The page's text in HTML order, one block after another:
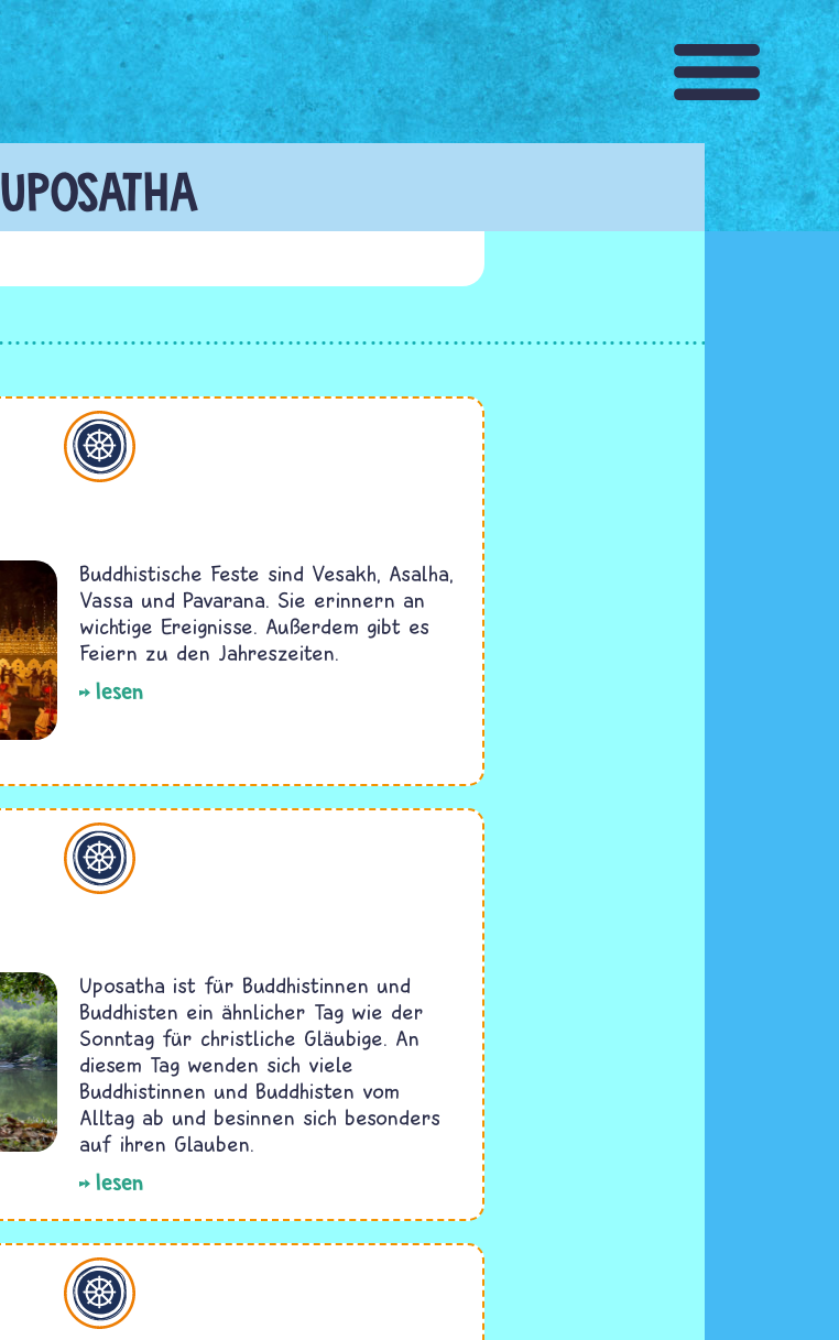
UPOSATHA
Buddhistische Feste sind Vesakh, Asalha,
Vassa und Pavarana. Sie erinnern an
wichtige Ereignisse. Außerdem gibt es
Feiern zu den Jahreszeiten.
lesen
Uposatha ist für Buddhistinnen und
Buddhisten ein ähnlicher Tag wie der
Sonntag für christliche Gläubige. An
diesem Tag wenden sich viele
Buddhistinnen und Buddhisten vom
Alltag ab und besinnen sich besonders
auf ihren Glauben.
lesen